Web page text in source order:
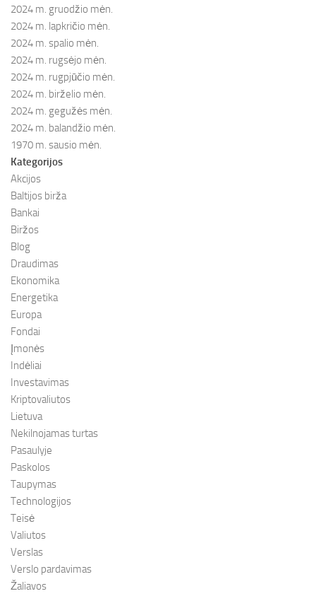
2024 m. gruodžio mėn.
2024 m. lapkričio mėn.
2024 m. spalio mėn.
2024 m. rugsėjo mėn.
2024 m. rugpjūčio mėn.
2024 m. birželio mėn.
2024 m. gegužės mėn.
2024 m. balandžio mėn.
1970 m. sausio mėn.
Kategorijos
Akcijos
Baltijos birža
Bankai
Biržos
Blog
Draudimas
Ekonomika
Energetika
Europa
Fondai
Įmonės
Indėliai
Investavimas
Kriptovaliutos
Lietuva
Nekilnojamas turtas
Pasaulyje
Paskolos
Taupymas
Technologijos
Teisė
Valiutos
Verslas
Verslo pardavimas
Žaliavos